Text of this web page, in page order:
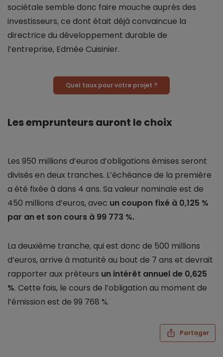
sociétale semble donc faire mouche auprès des
investisseurs, ce dont était déjà convaincue la
directrice du développement durable de
l’entreprise, Edmée Cuisinier.
Quel taux pour votre projet ?
Les emprunteurs auront le choix
Les 950 millions d’euros d’obligations émises seront
divisés en deux tranches. L’échéance de la première
a été fixée à dans 4 ans. Sa valeur nominale est de
450 millions d’euros, avec un coupon fixé à 0,125 %
par an et son cours à 99 773 %.
La deuxième tranche, qui est donc de 500 millions
d’euros, arrive à maturité au bout de 7 ans et devrait
rapporter aux prêteurs un intérêt annuel de 0,625
%. Cette fois, le cours de l’obligation au moment de
l’émission est de 99 768 %.
Partager